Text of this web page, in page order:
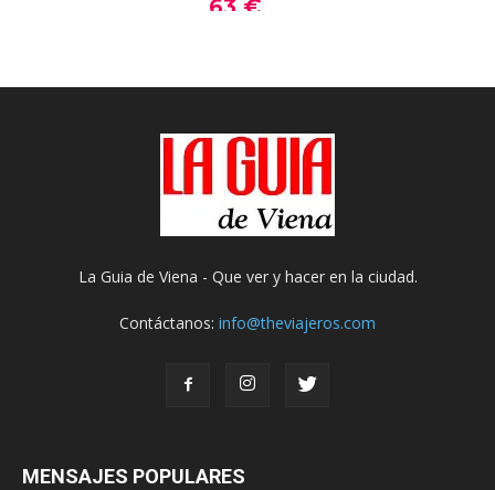
La Guia de Viena - Que ver y hacer en la ciudad.
Contáctanos: info@theviajeros.com
MENSAJES POPULARES